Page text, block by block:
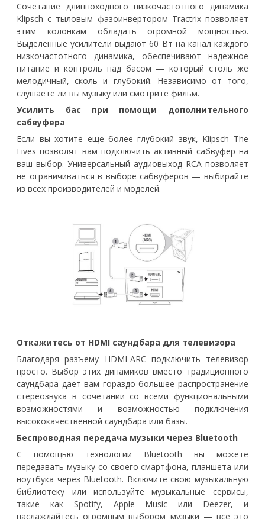
Сочетание длинноходного низкочастотного динамика
Klipsch с тыловым фазоинвертором Tractrix позволяет
этим колонкам обладать огромной мощностью.
Выделенные усилители выдают 60 Вт на канал каждого
низкочастотного динамика, обеспечивают надежное
питание и контроль над басом — который столь же
мелодичный, сколь и глубокий. Независимо от того,
слушаете ли вы музыку или смотрите фильм.
Усилить бас при помощи дополнительного
сабвуфера
Если вы хотите еще более глубокий звук, Klipsch The
Fives позволят вам подключить активный сабвуфер на
ваш выбор. Универсальный аудиовыход RCA позволяет
не ограничиваться в выборе сабвуферов — выбирайте
из всех производителей и моделей.
Откажитесь от HDMI саундбара для телевизора
Благодаря разъему HDMI-ARC подключить телевизор
просто. Выбор этих динамиков вместо традиционного
саундбара дает вам гораздо большее распространение
стереозвука в сочетании со всеми функциональными
возможностями и возможностью подключения
высококачественной саундбара или базы.
Беспроводная передача музыки через Bluetooth
С помощью технологии Bluetooth вы можете
передавать музыку со своего смартфона, планшета или
ноутбука через Bluetooth. Включите свою музыкальную
библиотеку или используйте музыкальные сервисы,
такие как Spotify, Apple Music или Deezer, и
наслаждайтесь огромным выбором музыки — все это